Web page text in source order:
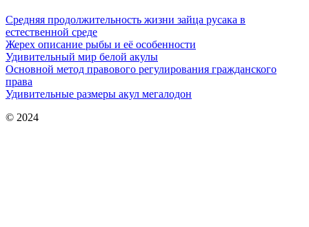
Средняя продолжительность жизни зайца русака в
естественной среде
Жерех описание рыбы и её особенности
Удивительный мир белой акулы
Основной метод правового регулирования гражданского
права
Удивительные размеры акул мегалодон
© 2024